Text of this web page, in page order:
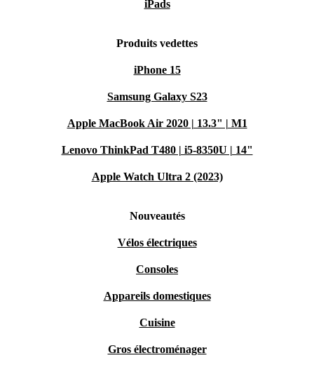
iPads
Produits vedettes
iPhone 15
Samsung Galaxy S23
Apple MacBook Air 2020 | 13.3" | M1
Lenovo ThinkPad T480 | i5-8350U | 14"
Apple Watch Ultra 2 (2023)
Nouveautés
Vélos électriques
Consoles
Appareils domestiques
Cuisine
Gros électroménager